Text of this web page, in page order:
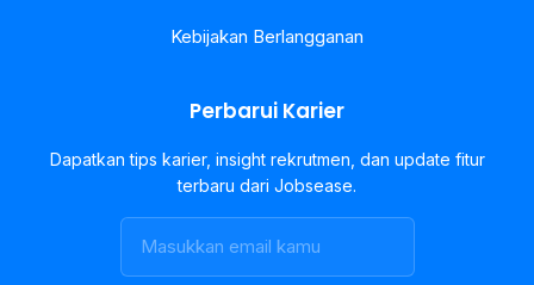
Kebijakan Berlangganan
Perbarui Karier
Dapatkan tips karier, insight rekrutmen, dan update fitur
terbaru dari Jobsease.